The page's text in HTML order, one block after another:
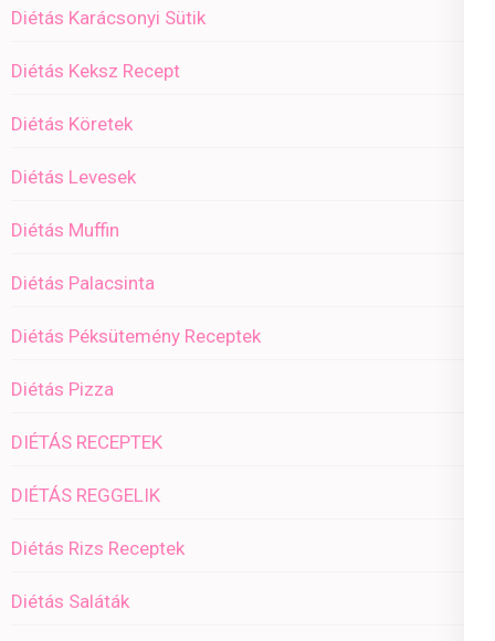
Diétás Karácsonyi Sütik
Diétás Keksz Recept
Diétás Köretek
Diétás Levesek
Diétás Muffin
Diétás Palacsinta
Diétás Péksütemény Receptek
Diétás Pizza
DIÉTÁS RECEPTEK
DIÉTÁS REGGELIK
Diétás Rizs Receptek
Diétás Saláták